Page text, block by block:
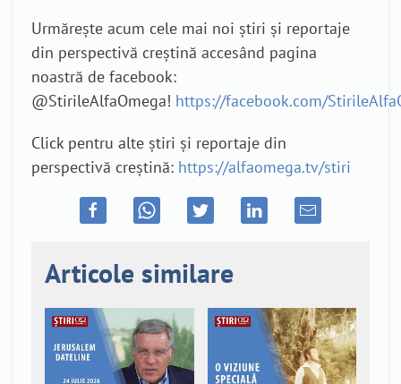
Urmărește acum cele mai noi știri și reportaje
din perspectivă creștină accesând pagina
noastră de facebook:
@StirileAlfaOmega! https://facebook.com/
Click pentru alte știri și reportaje din
perspectivă creștină: https://alfaomega.tv/stiri
Articole similare